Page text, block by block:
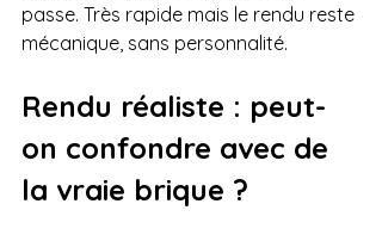
passe. Très rapide mais le rendu reste
mécanique, sans personnalité.
Rendu réaliste : peut-
on confondre avec de
la vraie brique ?